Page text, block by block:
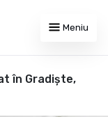
Meniu
în Gradiște,